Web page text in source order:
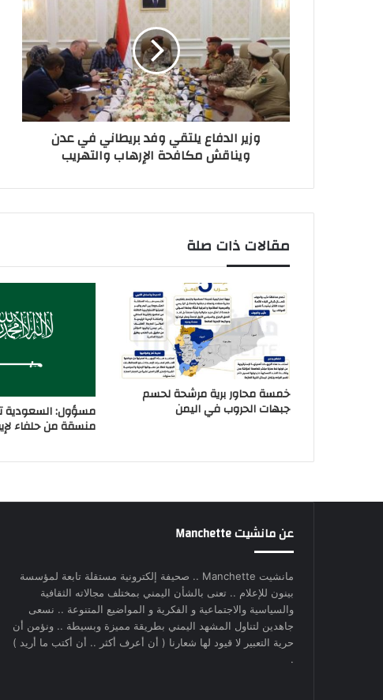
وزير الدفاع يلتقي وفد بريطاني في عدن
ويناقش مكافحة الإرهاب والتهريب
مقالات ذات صلة
خمسة محاور برية مرشحة لحسم
جبهات الحروب في اليمن مسؤول: السعودية
منسقة من حلفاء
عن مانشيت Manchette
مانشيت Manchette .. صحيفة إلكترونية مستقلة تابعة لمؤسسة
بينون للإعلام .. تعنى بالشأن اليمني بمختلف مجالاته الثقافية
والسياسية والاجتماعية و الفكرية و المواضيع المتنوعة .. نسعى
جاهدين لتناول المشهد اليمني بطريقة مميزة وبسيطة .. ونؤمن أن
حرية التعبير لا قيود لها شعارنا ( أن أعرف أكثر .. أن أكتب ما أريد )
.